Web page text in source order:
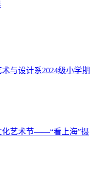
与设计系2024级小学期
化艺术节——“看上海”摄